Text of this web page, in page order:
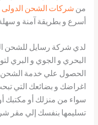
من شركات الشحن الدولى
أسرع و بطريقة آمنة و
لدي شركة رسايل للشحن
البحري و الجوي و البري
الحصول علي خدمة الشحن
اغراضك و بضائعك التي
سواء من منزلك أو مكتبك
تسليمها بنفسك إلي مقر